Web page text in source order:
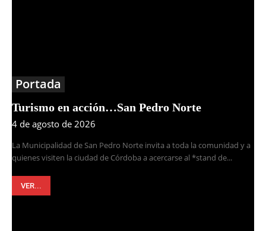
Portada
Turismo en acción…San Pedro Norte
4 de agosto de 2026
La Municipalidad de San Pedro Norte invita a toda la comunidad y a
quienes visiten la ciudad de Córdoba a acercarse al *stand de...
VER...